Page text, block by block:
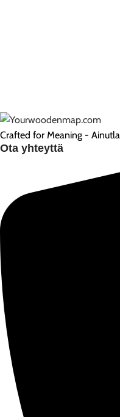
Crafted for Meaning -
Ota yhteyttä